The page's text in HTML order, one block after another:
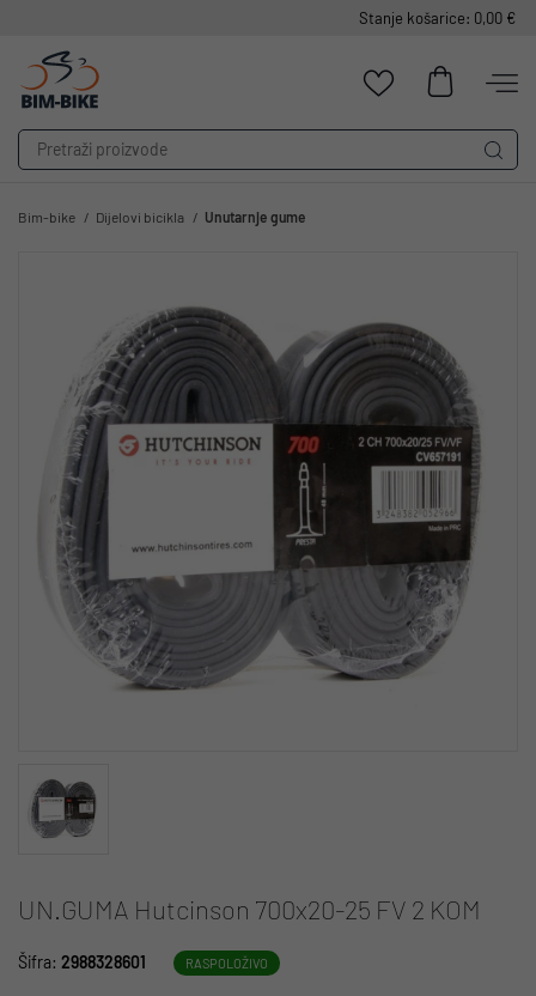
Stanje košarice: 0,00 €
Bim-bike Dijelovi bicikla Unutarnje gume
UN.GUMA Hutcinson 700x20-25 FV 2 KOM
Šifra: 2988328601 RASPOLOŽIVO